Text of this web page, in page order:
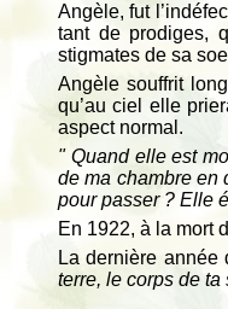
Angèle, fut
tant de prodiges,
stigmates de sa
Angèle souffrit
qu’au ciel elle
aspect normal.
" Quand elle est
de ma chambre en
pour passer ? Elle
En 1922, à la mort
La dernière
terre, le corps de